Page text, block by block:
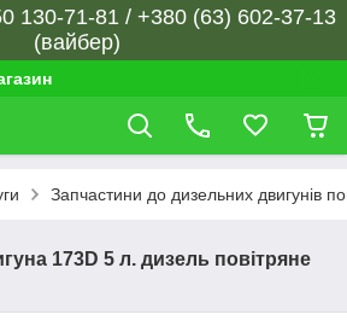
130-71-81 / +380 (63) 602-37-13
(вайбер)
Запчастини до дизельних двигунів
173D 5 л. дизель повітряне